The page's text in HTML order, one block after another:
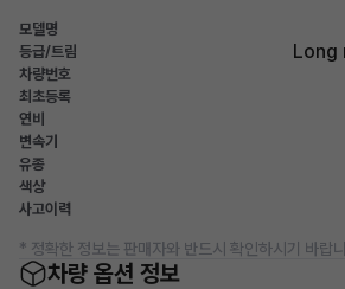
모델명
등급/트림 Long
차량번호
최초등록
연비
변속기
유종
색상
사고이력
* 정확한 정보는 판매자와 반드시 확인하시기 바랍
차량 옵션 정보